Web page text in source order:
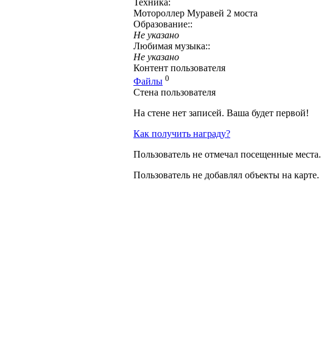
Техника:
Мотороллер Муравей 2 моста
Образование::
Не указано
Любимая музыка::
Не указано
Контент пользователя
Файлы 0
Стена пользователя
На стене нет записей. Ваша будет первой!
Как получить награду?
Пользователь не отмечал посещенные места.
Пользователь не добавлял объекты на карте.